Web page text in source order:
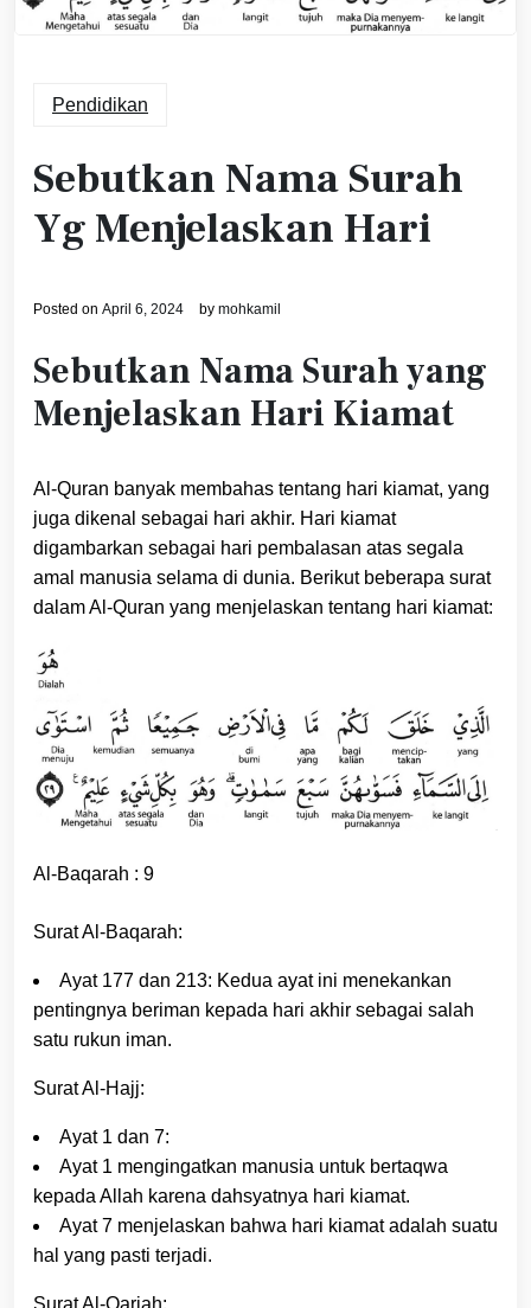
Pendidikan
Sebutkan Nama Surah
Yg Menjelaskan Hari
Posted on April 6, 2024 by mohkamil
Sebutkan Nama Surah yang
Menjelaskan Hari Kiamat
Al-Quran banyak membahas tentang hari kiamat, yang
juga dikenal sebagai hari akhir. Hari kiamat
digambarkan sebagai hari pembalasan atas segala
amal manusia selama di dunia. Berikut beberapa surat
dalam Al-Quran yang menjelaskan tentang hari kiamat:
Al-Baqarah : 9
Surat Al-Baqarah:
Ayat 177 dan 213: Kedua ayat ini menekankan
pentingnya beriman kepada hari akhir sebagai salah
satu rukun iman.
Surat Al-Hajj:
Ayat 1 dan 7:
Ayat 1 mengingatkan manusia untuk bertaqwa
kepada Allah karena dahsyatnya hari kiamat.
Ayat 7 menjelaskan bahwa hari kiamat adalah suatu
hal yang pasti terjadi.
Surat Al-Qariah: